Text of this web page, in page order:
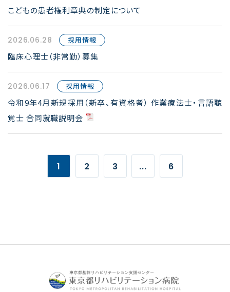
こどもの患者権利章典の制定について
2026.06.28 採用情報
臨床心理士（非常勤）募集
2026.06.17 採用情報
令和9年4月新規採用（新卒、有資格者） 作業療法士・言語聴
覚士 合同就職説明会
1 2 3 ... 6